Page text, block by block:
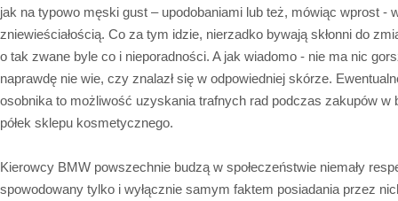
jak na typowo męski gust – upodobaniami lub też, mówiąc wprost -
zniewieściałością. Co za tym idzie, nierzadko bywają skłonni do
o tak zwane byle co i nieporadności. A jak wiadomo - nie ma nic
naprawdę nie wie, czy znalazł się w odpowiedniej skórze.
osobnika to możliwość uzyskania trafnych rad podczas zakupów w
półek sklepu kosmetycznego.
Kierowcy BMW powszechnie budzą w społeczeństwie niemały
spowodowany tylko i wyłącznie samym faktem posiadania przez